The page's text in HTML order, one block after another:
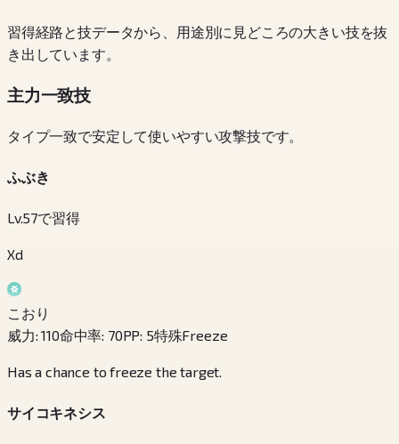
習得経路と技データから、用途別に見どころの大きい技を抜
き出しています。
主力一致技
タイプ一致で安定して使いやすい攻撃技です。
ふぶき
Lv.57で習得
Xd
こおり
威力:110命中率: 70PP: 5特殊Freeze
Has a chance to freeze the target.
サイコキネシス